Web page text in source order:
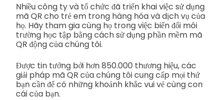
Nhiều công ty và tổ chức đã triển khai việc sử dụng
mã QR cho trẻ em trong hàng hóa và dịch vụ của
họ. Hãy tham gia cùng họ trong việc biến đổi môi
trường học tập bằng cách sử dụng phần mềm mã
QR động của chúng tôi.
Được tin tưởng bởi hơn 850.000 thương hiệu, các
giải pháp mã QR của chúng tôi cung cấp mọi thứ
bạn cần để có những khoảnh khắc vui vẻ cùng con
cái của bạn.